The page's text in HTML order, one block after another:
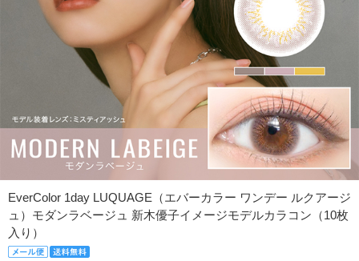
EverColor 1day LUQUAGE（エバーカラー ワンデー ルクアージ
ュ）モダンラベージュ 新木優子イメージモデルカラコン（10枚
入り）